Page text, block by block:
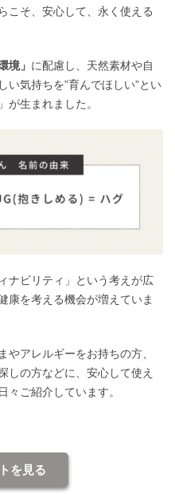
こそ、安心して、永く使える
境」 に配慮し、天然素材や自
い気持ちを”育んでほしい”とい
が生まれました。
ナビリティ」という考えが広
康を考える機会が増えていま
アレルギーをお持ちの方、
しの方などに、安心して使え
々ご紹介しています。
を見る